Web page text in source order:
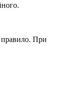
правило. При